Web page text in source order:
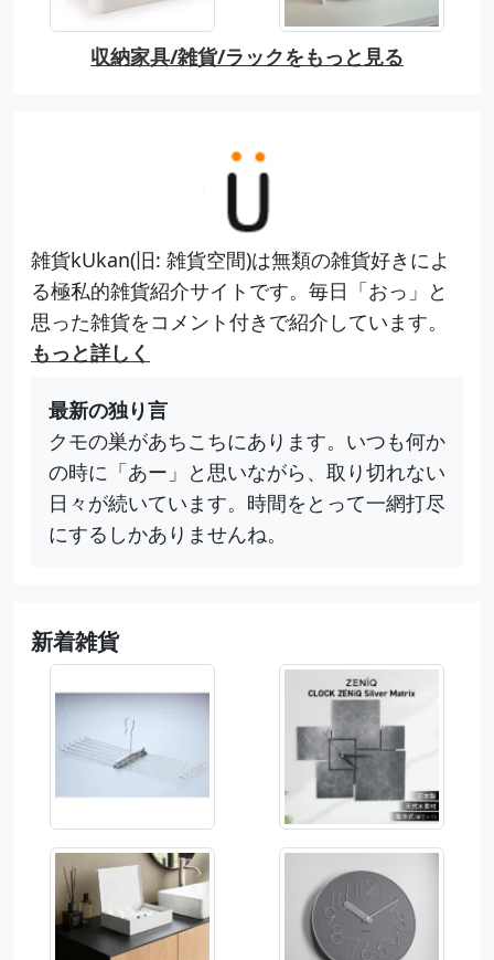
収納家具/雑貨/ラックをもっと見る
雑貨kUkan(旧: 雑貨空間)は無類の雑貨好きによ
る極私的雑貨紹介サイトです。毎日「おっ」と
思った雑貨をコメント付きで紹介しています。
もっと詳しく
最新の独り言
クモの巣があちこちにあります。いつも何か
の時に「あー」と思いながら、取り切れない
日々が続いています。時間をとって一網打尽
にするしかありませんね。
新着雑貨